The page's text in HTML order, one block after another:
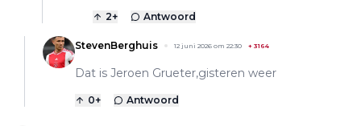
2+ Antwoord
StevenBerghuis 12 juni 2026 om 22:30 + 3164
Dat is Jeroen Grueter,gisteren weer
0+ Antwoord